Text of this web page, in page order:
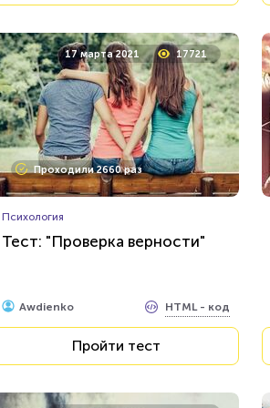
17 марта 2021 17721
Проходили 2660 раз
Психология
Тест: "Проверка верности"
Awdienko HTML - код
Пройти тест